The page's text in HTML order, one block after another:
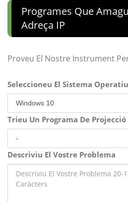
Programes Que
Adreça IP
Proveu El Nostre Instrument
Seleccioneu El Sistema Operatiu
Trieu Un Programa De
Descriviu El Vostre Problema